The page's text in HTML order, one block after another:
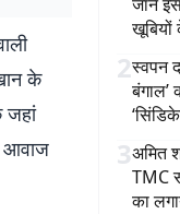
के
जहां
आवाज
खूबियों
2स्वपन
बंगाल’
3अमित
TMC
का